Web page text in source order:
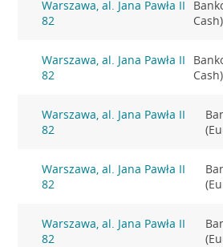
Warszawa, al. Jana Pawła II
82
Cash)
Warszawa, al. Jana Pawła II
82
Cash)
Warszawa, al. Jana Pawła II
82
Warszawa, al. Jana Pawła II
82
Warszawa, al. Jana Pawła II
82